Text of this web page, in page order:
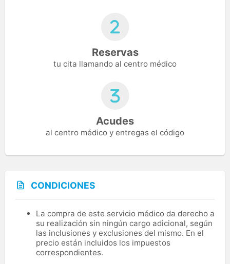
Reservas
tu cita llamando al centro médico
Acudes
al centro médico y entregas el código
CONDICIONES
La compra de este servicio médico da derecho a
su realización sin ningún cargo adicional, según
las inclusiones y exclusiones del mismo. En el
precio están incluidos los impuestos
correspondientes.